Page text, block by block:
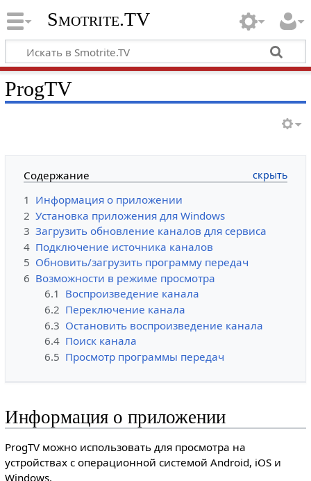
Smotrite.TV
ProgTV
Содержание
1 Информация о приложении
2 Установка приложения для Windows
3 Загрузить обновление каналов для сервиса
4 Подключение источника каналов
5 Обновить/загрузить программу передач
6 Возможности в режиме просмотра
6.1 Воспроизведение канала
6.2 Переключение канала
6.3 Остановить воспроизведение канала
6.4 Поиск канала
6.5 Просмотр программы передач
Информация о приложении
ProgTV можно использовать для просмотра на
устройствах с операционной системой Android, iOS и
Windows.